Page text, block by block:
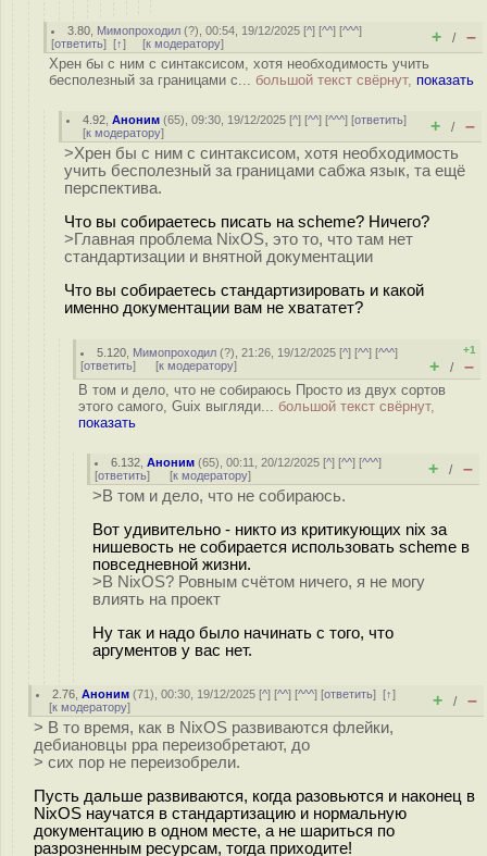
3.80 Мимопроходил (?), 00:54, 19/12/2025 [^] [^^] [^^^]
[ответить] [↑] [к модератору] + / –
Хрен бы с ним с синтаксисом, хотя необходимость учить
бесполезный за границами с... большой текст свёрнут, показать
4.92 ,Аноним (65), 09:30, 19/12/2025 [^] [^^] [^^^] [ответить]
[к модератору] + / –
>Хрен бы с ним с синтаксисом, хотя необходимость
учить бесполезный за границами сабжа язык, та ещё
перспектива.
Что вы собираетесь писать на scheme? Ничего?
>Главная проблема NixOS, это то, что там нет
стандартизации и внятной документации
Что вы собираетесь стандартизировать и какой
именно документации вам не хвататет?
5.120 Мимопроходил (?), 21:26, 19/12/2025 [^] [^^] [^^^]
[ответить] [к модератору]
+1
+ / –
В том и дело, что не собираюсь Просто из двух сортов
этого самого, Guix выгляди... большой текст свёрнут,
показать
6.132 ,Аноним (65), 00:11, 20/12/2025 [^] [^^] [^^^]
[ответить] [к модератору] + / –
>В том и дело, что не собираюсь.
Вот удивительно - никто из критикующих nix за
нишевость не собирается использовать scheme в
повседневной жизни.
>В NixOS? Ровным счётом ничего, я не могу
влиять на проект
Ну так и надо было начинать с того, что
аргументов у вас нет.
2.76 ,Аноним (71), 00:30, 19/12/2025 [^] [^^] [^^^] [ответить][↑]
[к модератору] + / –
> В то время, как в NixOS развиваются флейки,
дебиановцы ppa переизобретают, до
> сих пор не переизобрели.
Пусть дальше развиваются, когда разовьются и наконец в
NixOS научатся в стандартизацию и нормальную
документацию в одном месте, а не шариться по
разрозненным ресурсам, тогда приходите!